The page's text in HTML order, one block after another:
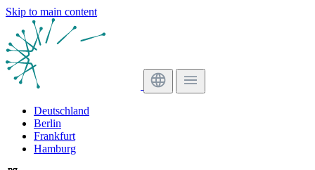
Skip to main content
Deutschland
Berlin
Frankfurt
Hamburg